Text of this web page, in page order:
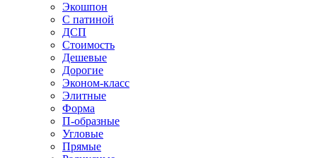
Экошпон
С патиной
ДСП
Стоимость
Дешевые
Дорогие
Эконом-класс
Элитные
Форма
П-образные
Угловые
Прямые